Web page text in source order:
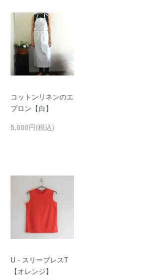
コットンリネンのエ
プロン【白】
5,000円(税込)
U - スリーブレスT
【オレンジ】